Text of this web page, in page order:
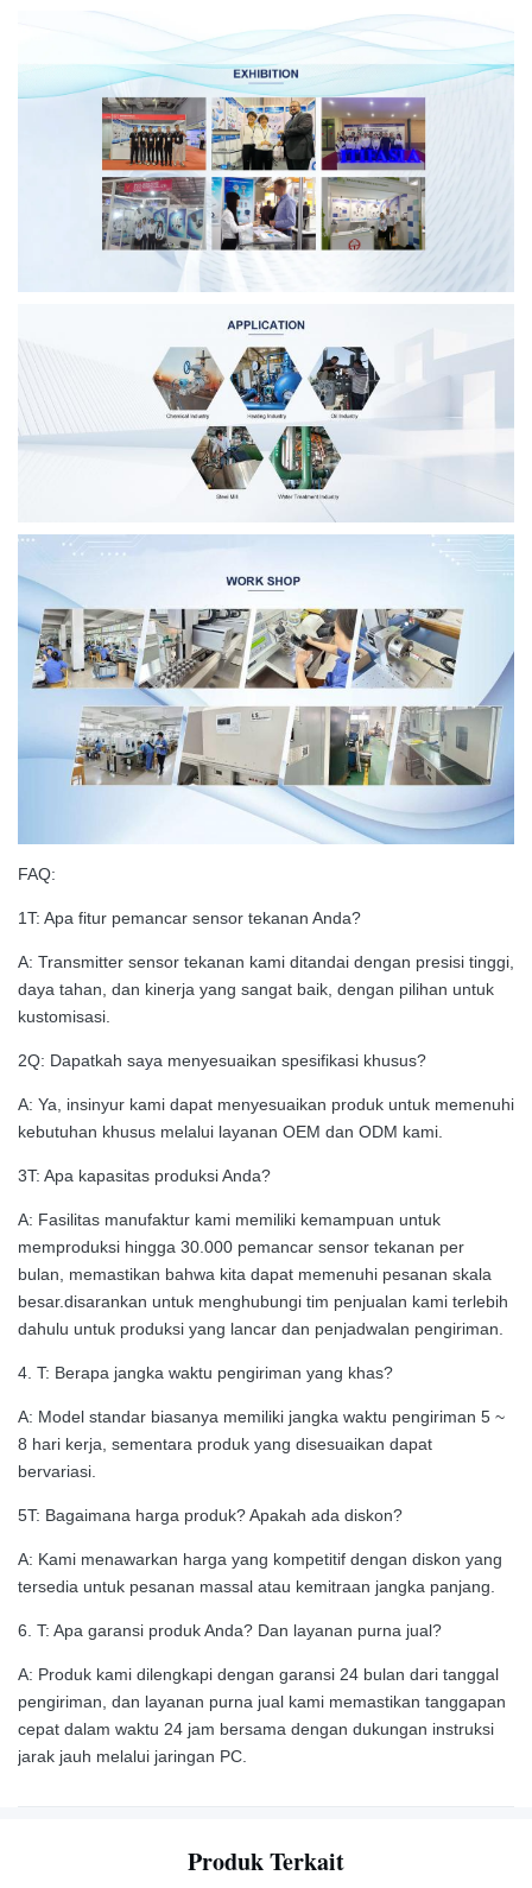
FAQ:
1T: Apa fitur pemancar sensor tekanan Anda?
A: Transmitter sensor tekanan kami ditandai dengan presisi tinggi,
daya tahan, dan kinerja yang sangat baik, dengan pilihan untuk
kustomisasi.
2Q: Dapatkah saya menyesuaikan spesifikasi khusus?
A: Ya, insinyur kami dapat menyesuaikan produk untuk memenuhi
kebutuhan khusus melalui layanan OEM dan ODM kami.
3T: Apa kapasitas produksi Anda?
A: Fasilitas manufaktur kami memiliki kemampuan untuk
memproduksi hingga 30.000 pemancar sensor tekanan per
bulan, memastikan bahwa kita dapat memenuhi pesanan skala
besar.disarankan untuk menghubungi tim penjualan kami terlebih
dahulu untuk produksi yang lancar dan penjadwalan pengiriman.
4. T: Berapa jangka waktu pengiriman yang khas?
A: Model standar biasanya memiliki jangka waktu pengiriman 5 ~
8 hari kerja, sementara produk yang disesuaikan dapat
bervariasi.
5T: Bagaimana harga produk? Apakah ada diskon?
A: Kami menawarkan harga yang kompetitif dengan diskon yang
tersedia untuk pesanan massal atau kemitraan jangka panjang.
6. T: Apa garansi produk Anda? Dan layanan purna jual?
A: Produk kami dilengkapi dengan garansi 24 bulan dari tanggal
pengiriman, dan layanan purna jual kami memastikan tanggapan
cepat dalam waktu 24 jam bersama dengan dukungan instruksi
jarak jauh melalui jaringan PC.
Produk Terkait